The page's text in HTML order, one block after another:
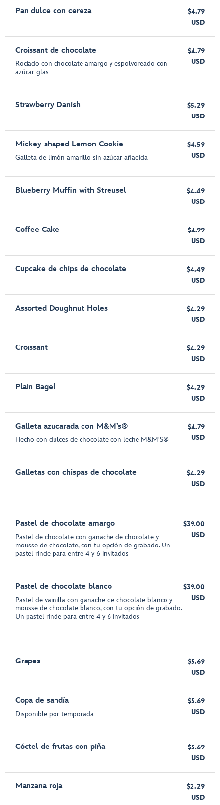
Pan dulce con cereza
$4.79
USD
Croissant de chocolate
Rociado con chocolate amargo y espolvoreado con
azúcar glas
$4.79
USD
Strawberry Danish
$5.29
USD
Mickey-shaped Lemon Cookie
Galleta de limón amarillo sin azúcar añadida
$4.59
USD
Blueberry Muffin with Streusel
$4.49
USD
Coffee Cake
$4.99
USD
Cupcake de chips de chocolate
$4.49
USD
Assorted Doughnut Holes
$4.29
USD
Croissant
$4.29
USD
Plain Bagel
$4.29
USD
Galleta azucarada con M&M’s®
Hecho con dulces de chocolate con leche M&M'S®
$4.79
USD
Galletas con chispas de chocolate
$4.29
USD
Pastel de chocolate amargo
Pastel de chocolate con ganache de chocolate y
mousse de chocolate, con tu opción de grabado. Un
pastel rinde para entre 4 y 6 invitados
$39.00
USD
Pastel de chocolate blanco
Pastel de vainilla con ganache de chocolate blanco y
mousse de chocolate blanco, con tu opción de grabado.
Un pastel rinde para entre 4 y 6 invitados
$39.00
USD
Grapes
$5.69
USD
Copa de sandía
Disponible por temporada
$5.69
USD
Cóctel de frutas con piña
$5.69
USD
Manzana roja
$2.29
USD